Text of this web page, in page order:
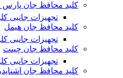
کلید محافظ جان پارس
تجهیزات جانبی
کلید محافظ جان هیمل
تجهیزات جانبی
کلید محافظ جان چینت
تجهیزات جانبی
کلید محافظ جان اشنایدر